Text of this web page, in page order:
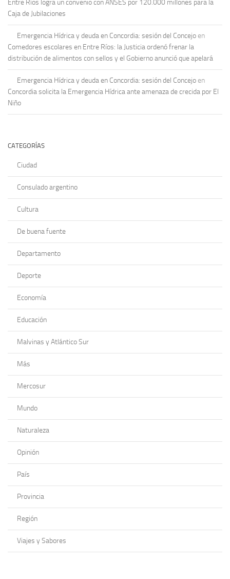
Entre Ríos logra un convenio con ANSES por 120.000 millones para la
Caja de Jubilaciones
Emergencia Hídrica y deuda en Concordia: sesión del Concejo en
Comedores escolares en Entre Ríos: la Justicia ordenó frenar la
distribución de alimentos con sellos y el Gobierno anunció que apelará
Emergencia Hídrica y deuda en Concordia: sesión del Concejo en
Concordia solicita la Emergencia Hídrica ante amenaza de crecida por El
Niño
CATEGORÍAS
Ciudad
Consulado argentino
Cultura
De buena fuente
Departamento
Deporte
Economía
Educación
Malvinas y Atlántico Sur
Más
Mercosur
Mundo
Naturaleza
Opinión
País
Provincia
Región
Viajes y Sabores